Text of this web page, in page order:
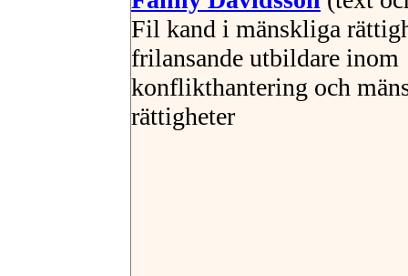
Fil kand i mänskliga
frilansande utbildare inom
konflikthantering och
rättigheter